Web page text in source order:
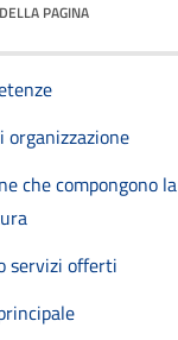
PAGINA
organizzazione
che compongono la
servizi offerti